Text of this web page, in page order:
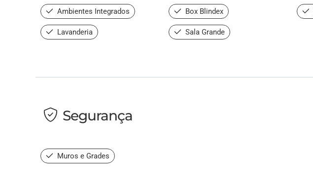
Ambientes Integrados Box Blindex
Lavanderia Sala Grande
Segurança
Muros e Grades